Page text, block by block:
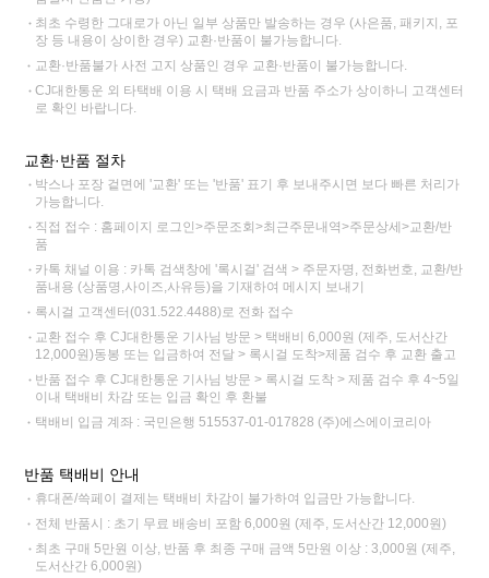
최초 수령한 그대로가 아닌 일부 상품만 발송하는 경우 (사은품, 패키지, 포
장 등 내용이 상이한 경우) 교환·반품이 불가능합니다.
교환·반품불가 사전 고지 상품인 경우 교환·반품이 불가능합니다.
CJ대한통운 외 타택배 이용 시 택배 요금과 반품 주소가 상이하니 고객센터
로 확인 바랍니다.
교환·반품 절차
박스나 포장 겉면에 '교환' 또는 '반품' 표기 후 보내주시면 보다 빠른 처리가
가능합니다.
직접 접수 : 홈페이지 로그인>주문조회>최근주문내역>주문상세>교환/반
품
카톡 채널 이용 : 카톡 검색창에 '록시걸' 검색 > 주문자명, 전화번호, 교환/반
품내용 (상품명,사이즈,사유등)을 기재하여 메시지 보내기
록시걸 고객센터(031.522.4488)로 전화 접수
교환 접수 후 CJ대한통운 기사님 방문 > 택배비 6,000원 (제주, 도서산간
12,000원)동봉 또는 입금하여 전달 > 록시걸 도착>제품 검수 후 교환 출고
반품 접수 후 CJ대한통운 기사님 방문 > 록시걸 도착 > 제품 검수 후 4~5일
이내 택배비 차감 또는 입금 확인 후 환불
택배비 입금 계좌 : 국민은행 515537-01-017828 (주)에스에이코리아
반품 택배비 안내
휴대폰/쓱페이 결제는 택배비 차감이 불가하여 입금만 가능합니다.
전체 반품시 : 초기 무료 배송비 포함 6,000원 (제주, 도서산간 12,000원)
최초 구매 5만원 이상, 반품 후 최종 구매 금액 5만원 이상 : 3,000원 (제주,
도서산간 6,000원)